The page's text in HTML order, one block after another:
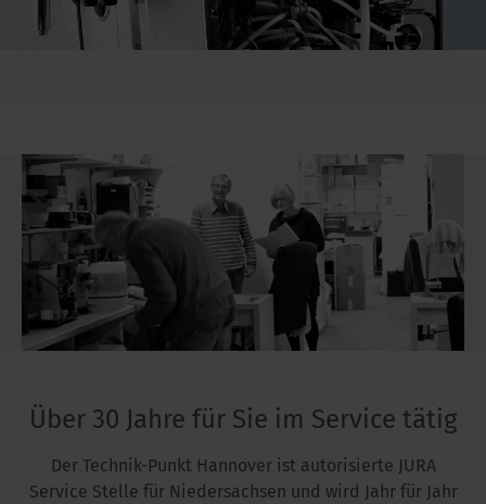
Über 30 Jahre für Sie im Service tätig
Der Technik-Punkt Hannover ist autorisierte JURA
Service Stelle für Niedersachsen und wird Jahr für Jahr